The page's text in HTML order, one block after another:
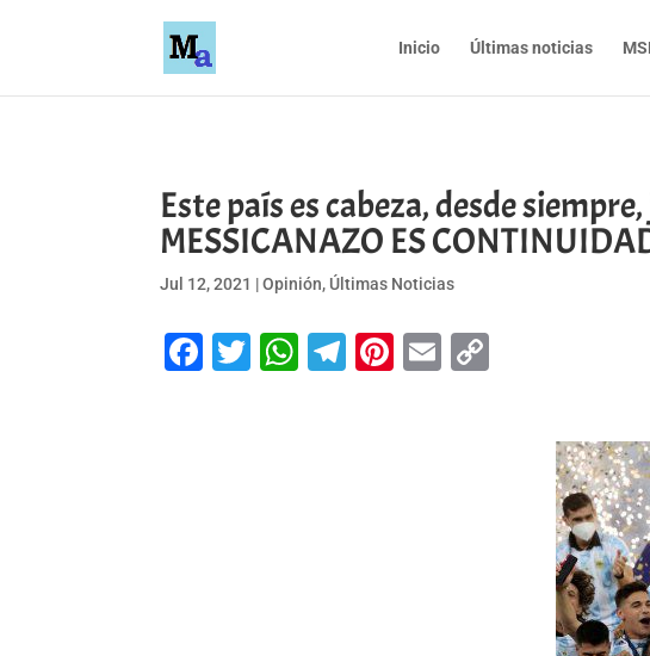
Inicio Últimas noticias
Este país es cabeza, desde
MESSICANAZO ES
Jul 12, 2021 |Opinión, Últimas Noticias
Facebook
Twitter
WhatsApp
Telegram
Pinterest
Email